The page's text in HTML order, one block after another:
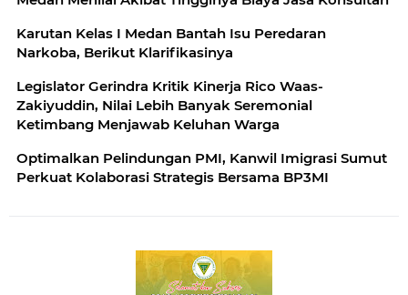
Karutan Kelas I Medan Bantah Isu Peredaran
Narkoba, Berikut Klarifikasinya
Legislator Gerindra Kritik Kinerja Rico Waas-
Zakiyuddin, Nilai Lebih Banyak Seremonial
Ketimbang Menjawab Keluhan Warga
Optimalkan Pelindungan PMI, Kanwil Imigrasi Sumut
Perkuat Kolaborasi Strategis Bersama BP3MI